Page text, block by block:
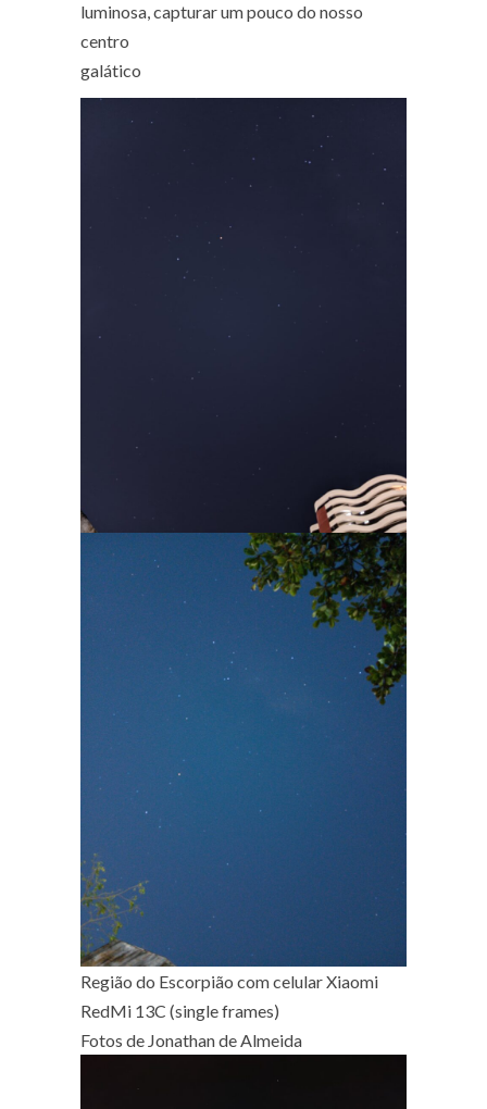
luminosa, capturar um pouco do nosso
centro
galático
Região do Escorpião com celular Xiaomi
RedMi 13C (single frames)
Fotos de Jonathan de Almeida